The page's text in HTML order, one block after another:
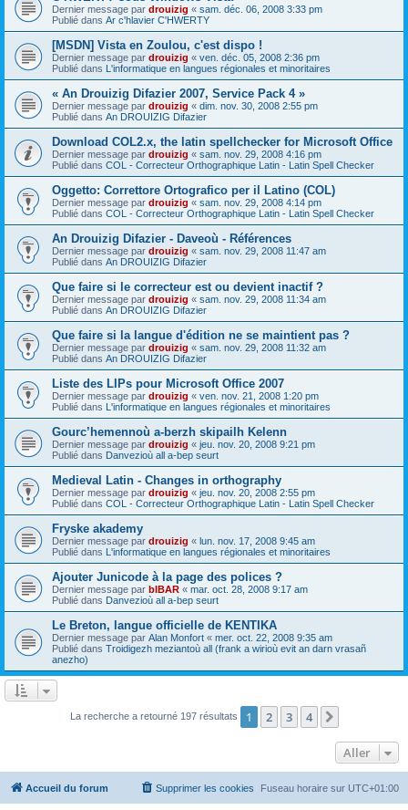
Dernier message par drouizig « sam. déc. 06, 2008 3:33 pm
Publié dans Ar c'hlavier C'HWERTY
[MSDN] Vista en Zoulou, c'est dispo !
Dernier message par drouizig « ven. déc. 05, 2008 2:36 pm
Publié dans L'informatique en langues régionales et minoritaires
« An Drouizig Difazier 2007, Service Pack 4 »
Dernier message par drouizig « dim. nov. 30, 2008 2:55 pm
Publié dans An DROUIZIG Difazier
Download COL2.x, the latin spellchecker for Microsoft Office
Dernier message par drouizig « sam. nov. 29, 2008 4:16 pm
Publié dans COL - Correcteur Orthographique Latin - Latin Spell Checker
Oggetto: Correttore Ortografico per il Latino (COL)
Dernier message par drouizig « sam. nov. 29, 2008 4:14 pm
Publié dans COL - Correcteur Orthographique Latin - Latin Spell Checker
An Drouizig Difazier - Daveoù - Références
Dernier message par drouizig « sam. nov. 29, 2008 11:47 am
Publié dans An DROUIZIG Difazier
Que faire si le correcteur est ou devient inactif ?
Dernier message par drouizig « sam. nov. 29, 2008 11:34 am
Publié dans An DROUIZIG Difazier
Que faire si la langue d'édition ne se maintient pas ?
Dernier message par drouizig « sam. nov. 29, 2008 11:32 am
Publié dans An DROUIZIG Difazier
Liste des LIPs pour Microsoft Office 2007
Dernier message par drouizig « ven. nov. 21, 2008 1:20 pm
Publié dans L'informatique en langues régionales et minoritaires
Gourc’hemennoù a-berzh skipailh Kelenn
Dernier message par drouizig « jeu. nov. 20, 2008 9:21 pm
Publié dans Danvezioù all a-bep seurt
Medieval Latin - Changes in orthography
Dernier message par drouizig « jeu. nov. 20, 2008 2:55 pm
Publié dans COL - Correcteur Orthographique Latin - Latin Spell Checker
Fryske akademy
Dernier message par drouizig « lun. nov. 17, 2008 9:45 am
Publié dans L'informatique en langues régionales et minoritaires
Ajouter Junicode à la page des polices ?
Dernier message par bIBAR « mar. oct. 28, 2008 9:17 am
Publié dans Danvezioù all a-bep seurt
Le Breton, langue officielle de KENTIKA
Dernier message par Alan Monfort « mer. oct. 22, 2008 9:35 am
Publié dans Troidigezh meziantoù all (frank a wirioù evit an darn vrasañ
anezho)
La recherche a retourné 197 résultats 1 2 3 4
Aller
Accueil du forum Fuseau horaire sur UTC+01:00
Supprimer les cookies